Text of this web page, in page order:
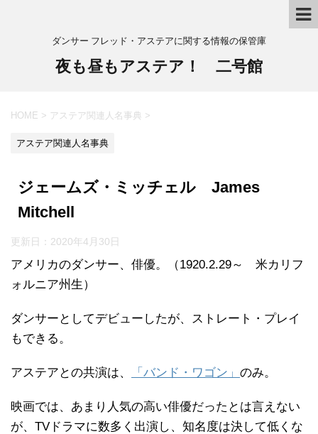
ダンサー フレッド・アステアに関する情報の保管庫
夜も昼もアステア！ 二号館
HOME > アステア関連人名事典 >
アステア関連人名事典
ジェームズ・ミッチェル James
Mitchell
更新日： 2020年4月30日
アメリカのダンサー、俳優。（1920.2.29～ 米カリフ
ォルニア州生）
ダンサーとしてデビューしたが、ストレート・プレイ
もできる。
アステアとの共演は、 「バンド・ワゴン」 のみ。
映画では、あまり人気の高い俳優だったとは言えない
が、TVドラマに数多く出演し、知名度は決して低くな